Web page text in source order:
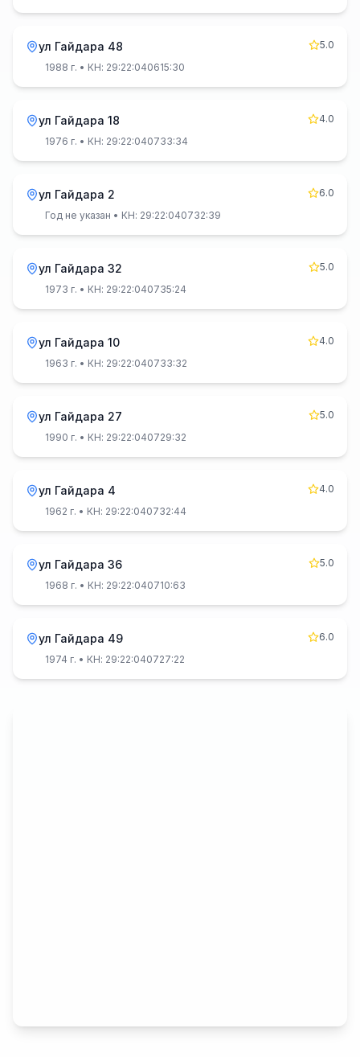
ул Гайдара 48
5.0
1988 г. • КН: 29:22:040615:30
ул Гайдара 18
4.0
1976 г. • КН: 29:22:040733:34
ул Гайдара 2
6.0
Год не указан • КН: 29:22:040732:39
ул Гайдара 32
5.0
1973 г. • КН: 29:22:040735:24
ул Гайдара 10
4.0
1963 г. • КН: 29:22:040733:32
ул Гайдара 27
5.0
1990 г. • КН: 29:22:040729:32
ул Гайдара 4
4.0
1962 г. • КН: 29:22:040732:44
ул Гайдара 36
5.0
1968 г. • КН: 29:22:040710:63
ул Гайдара 49
6.0
1974 г. • КН: 29:22:040727:22